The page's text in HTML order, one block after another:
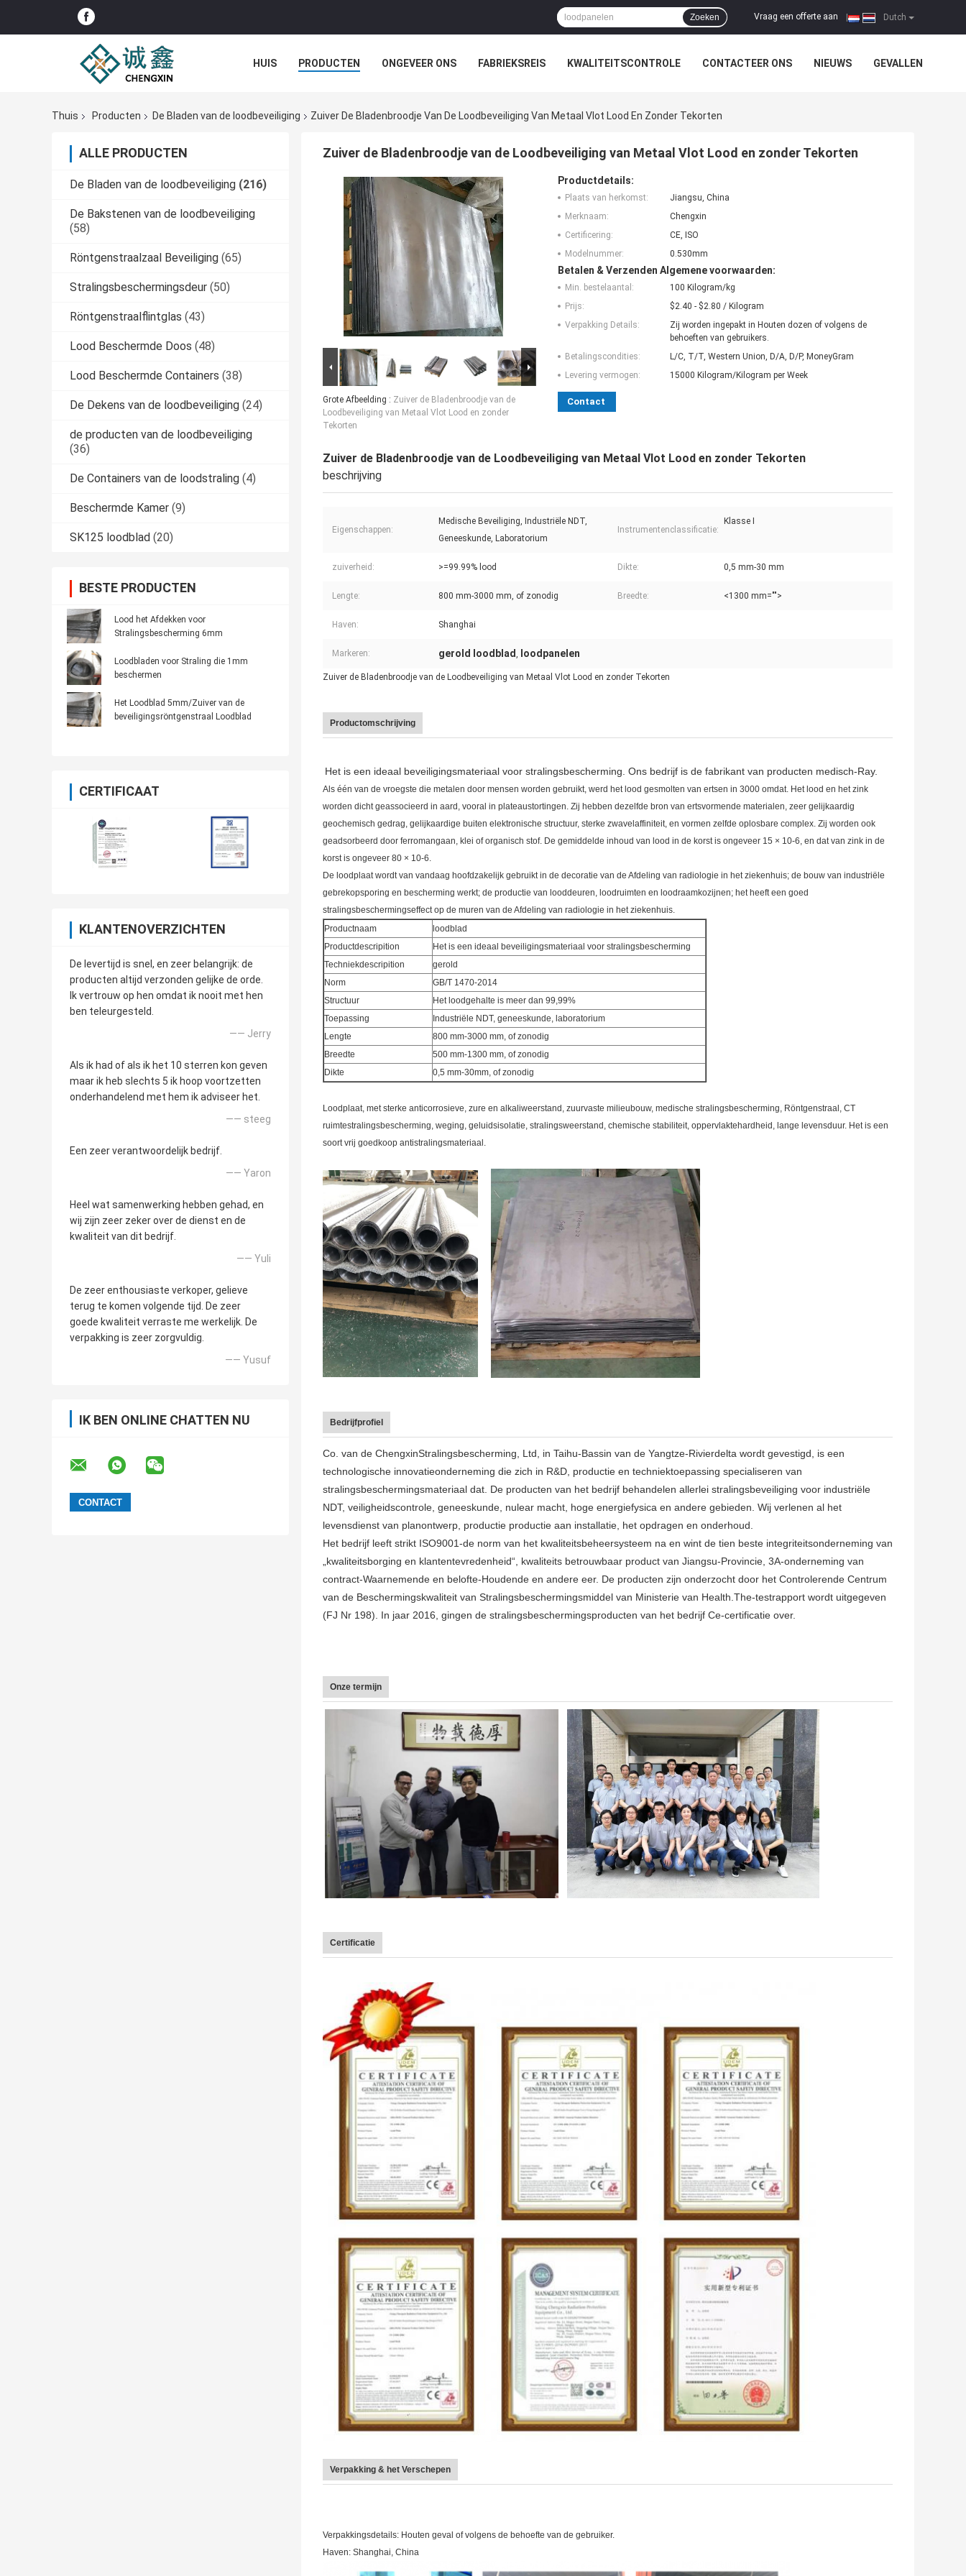
Dutch
Vraag een offerte aan
Zoeken
HUIS PRODUCTEN ONGEVEER ONS FABRIEKSREIS KWALITEITSCONTROLE CONTACTEER ONS NIEUWS GEVALLEN
Thuis Producten De Bladen van de loodbeveiliging Zuiver De Bladenbroodje Van De Loodbeveiliging Van Metaal Vlot Lood En Zonder Tekorten
ALLE PRODUCTEN
De Bladen van de loodbeveiliging (216)
De Bakstenen van de loodbeveiliging
(58)
Röntgenstraalzaal Beveiliging (65)
Stralingsbeschermingsdeur (50)
Röntgenstraalflintglas (43)
Lood Beschermde Doos (48)
Lood Beschermde Containers (38)
De Dekens van de loodbeveiliging (24)
de producten van de loodbeveiliging
(36)
De Containers van de loodstraling (4)
Beschermde Kamer (9)
SK125 loodblad (20)
BESTE PRODUCTEN
Lood het Afdekken voor
Stralingsbescherming 6mm
Loodbladen voor Straling die 1mm
beschermen
Het Loodblad 5mm/Zuiver van de
beveiligingsröntgenstraal Loodblad
CERTIFICAAT
KLANTENOVERZICHTEN
De levertijd is snel, en zeer belangrijk: de
producten altijd verzonden gelijke de orde.
Ik vertrouw op hen omdat ik nooit met hen
ben teleurgesteld.
—— Jerry
Als ik had of als ik het 10 sterren kon geven
maar ik heb slechts 5 ik hoop voortzetten
onderhandelend met hem ik adviseer het.
—— steeg
Een zeer verantwoordelijk bedrijf.
—— Yaron
Heel wat samenwerking hebben gehad, en
wij zijn zeer zeker over de dienst en de
kwaliteit van dit bedrijf.
—— Yuli
De zeer enthousiaste verkoper, gelieve
terug te komen volgende tijd. De zeer
goede kwaliteit verraste me werkelijk. De
verpakking is zeer zorgvuldig.
—— Yusuf
IK BEN ONLINE CHATTEN NU
Zuiver de Bladenbroodje van de Loodbeveiliging van Metaal Vlot Lood en zonder Tekorten
Grote Afbeelding : Zuiver de Bladenbroodje van de
Loodbeveiliging van Metaal Vlot Lood en zonder
Tekorten
Productdetails:
Plaats van herkomst:
Jiangsu, China
Merknaam:
Chengxin
Certificering:
CE, ISO
Modelnummer:
0.530mm
Betalen & Verzenden Algemene voorwaarden:
Min. bestelaantal:
100 Kilogram/kg
Prijs:
$2.40 - $2.80 / Kilogram
Verpakking Details:
Zij worden ingepakt in Houten dozen of volgens de
behoeften van gebruikers.
Betalingscondities:
L/C, T/T, Western Union, D/A, D/P, MoneyGram
Levering vermogen:
15000 Kilogram/Kilogram per Week
Contact
Zuiver de Bladenbroodje van de Loodbeveiliging van Metaal Vlot Lood en zonder Tekorten
beschrijving
Eigenschappen:
Medische Beveiliging, Industriële NDT,
Geneeskunde, Laboratorium
Instrumentenclassificatie:
Klasse I
zuiverheid: >=99.99% lood Dikte: 0,5 mm-30 mm
Lengte: 800 mm-3000 mm, of zonodig Breedte: <1300 mm="">
Haven: Shanghai
Markeren: gerold loodblad, loodpanelen
Zuiver de Bladenbroodje van de Loodbeveiliging van Metaal Vlot Lood en zonder Tekorten
Productomschrijving
Het is een ideaal beveiligingsmateriaal voor stralingsbescherming. Ons bedrijf is de fabrikant van producten medisch-Ray.
Als één van de vroegste die metalen door mensen worden gebruikt, werd het lood gesmolten van ertsen in 3000 omdat. Het lood en het zink
worden dicht geassocieerd in aard, vooral in plateaustortingen. Zij hebben dezelfde bron van ertsvormende materialen, zeer gelijkaardig
geochemisch gedrag, gelijkaardige buiten elektronische structuur, sterke zwavelaffiniteit, en vormen zelfde oplosbare complex. Zij worden ook
geadsorbeerd door ferromangaan, klei of organisch stof. De gemiddelde inhoud van lood in de korst is ongeveer 15 × 10-6, en dat van zink in de
korst is ongeveer 80 × 10-6.
De loodplaat wordt van vandaag hoofdzakelijk gebruikt in de decoratie van de Afdeling van radiologie in het ziekenhuis; de bouw van industriële
gebrekopsporing en bescherming werkt; de productie van looddeuren, loodruimten en loodraamkozijnen; het heeft een goed
stralingsbeschermingseffect op de muren van de Afdeling van radiologie in het ziekenhuis.
Productnaam
loodblad
Productdescripition
Het is een ideaal beveiligingsmateriaal voor stralingsbescherming
Techniekdescripition
gerold
Norm
GB/T 1470-2014
Structuur
Het loodgehalte is meer dan 99,99%
Toepassing
Industriële NDT, geneeskunde, laboratorium
Lengte
800 mm-3000 mm, of zonodig
Breedte
500 mm-1300 mm, of zonodig
Dikte
0,5 mm-30mm, of zonodig
Loodplaat, met sterke anticorrosieve, zure en alkaliweerstand, zuurvaste milieubouw, medische stralingsbescherming, Röntgenstraal, CT
ruimtestralingsbescherming, weging, geluidsisolatie, stralingsweerstand, chemische stabiliteit, oppervlaktehardheid, lange levensduur. Het is een
soort vrij goedkoop antistralingsmateriaal.
Bedrijfprofiel
Co. van de ChengxinStralingsbescherming, Ltd, in Taihu-Bassin van de Yangtze-Rivierdelta wordt gevestigd, is een
technologische innovatieonderneming die zich in R&D, productie en techniektoepassing specialiseren van
stralingsbeschermingsmateriaal dat. De producten van het bedrijf behandelen allerlei stralingsbeveiliging voor industriële
NDT, veiligheidscontrole, geneeskunde, nulear macht, hoge energiefysica en andere gebieden. Wij verlenen al het
levensdienst van planontwerp, productie productie aan installatie, het opdragen en onderhoud.
Het bedrijf leeft strikt ISO9001-de norm van het kwaliteitsbeheersysteem na en wint de tien beste integriteitsonderneming van
„kwaliteitsborging en klantentevredenheid“, kwaliteits betrouwbaar product van Jiangsu-Provincie, 3A-onderneming van
contract-Waarnemende en belofte-Houdende en andere eer. De producten zijn onderzocht door het Controlerende Centrum
van de Beschermingskwaliteit van Stralingsbeschermingsmiddel van Ministerie van Health.The-testrapport wordt uitgegeven
(FJ Nr 198). In jaar 2016, gingen de stralingsbeschermingsproducten van het bedrijf Ce-certificatie over.
Onze termijn
Certificatie
Verpakking & het Verschepen
Verpakkingsdetails: Houten geval of volgens de behoefte van de gebruiker.
Haven: Shanghai, China